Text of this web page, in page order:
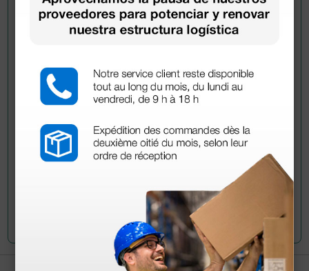
Pregúntale a un colega
información?
Envía ahora mismo tu pregunta a los colegas que ya
han adquirido este producto.
Envía tu pregunta